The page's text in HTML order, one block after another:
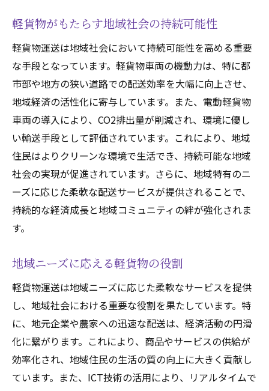
軽貨物がもたらす地域社会の持続可能性
軽貨物運送は地域社会において持続可能性を高める重要
な手段となっています。軽貨物車両の機動力は、特に都
市部や地方の狭い道路での配送効率を大幅に向上させ、
地域経済の活性化に寄与しています。また、電動軽貨物
車両の導入により、CO2排出量が削減され、環境に優し
い輸送手段として評価されています。これにより、地域
住民はよりクリーンな環境で生活でき、持続可能な地域
社会の実現が促進されています。さらに、地域特有のニ
ーズに応じた柔軟な配送サービスが提供されることで、
持続的な経済成長と地域コミュニティの絆が強化されま
す。
地域ニーズに応える軽貨物の役割
軽貨物運送は地域ニーズに応じた柔軟なサービスを提供
し、地域社会における重要な役割を果たしています。特
に、地元企業や農家への迅速な配送は、経済活動の円滑
化に繋がります。これにより、商品やサービスの供給が
効率化され、地域住民の生活の質の向上に大きく貢献し
ています。また、ICT技術の活用により、リアルタイムで